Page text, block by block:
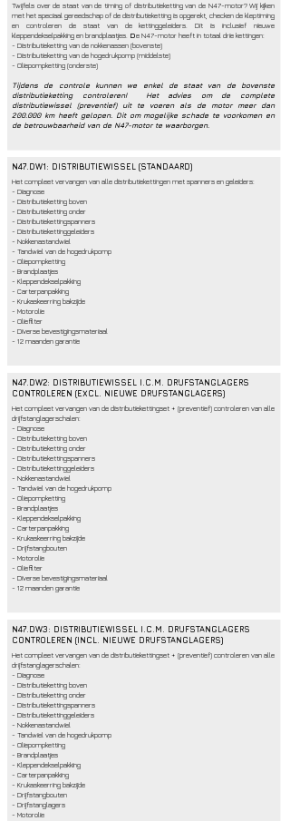
Twijfels over de staat van de timing of distributieketting van de N47-motor? Wij kijken
met het speciaal gereedschap of de distributieketting is opgerekt, checken de kleptiming
en controleren de staat van de kettinggeleiders. Dit is inclusief nieuwe
kleppendekselpakking en brandplaatjes. De N47-motor heeft in totaal drie kettingen:
- Distributieketting van de nokkenassen (bovenste)
- Distributieketting van de hogedrukpomp (middelste)
- Oliepompketting (onderste)
Tijdens de controle kunnen we enkel de staat van de bovenste
distributieketting controleren! Het advies om de complete
distributiewissel (preventief) uit te voeren als de motor meer dan
200.000 km heeft gelopen. Dit om mogelijke schade te voorkomen en
de betrouwbaarheid van de N47-motor te waarborgen.
N47.DW1: DISTRIBUTIEWISSEL (STANDAARD)
Het compleet vervangen van alle distributiekettingen met spanners en geleiders:
- Diagnose
- Distributieketting boven
- Distributieketting onder
- Distributiekettingspanners
- Distributiekettinggeleiders
- Nokkenastandwiel
- Tandwiel van de hogedrukpomp
- Oliepompketting
- Brandplaatjes
- Kleppendekselpakking
- Carterpanpakking
- Krukaskeerring bakzijde
- Motorolie
- Oliefilter
- Diverse bevestigingsmateriaal
- 12 maanden garantie
N47.DW2: DISTRIBUTIEWISSEL I.C.M. DRIJFSTANGLAGERS
CONTROLEREN (EXCL. NIEUWE DRIJFSTANGLAGERS)
Het compleet vervangen van de distributiekettingset + (preventief) controleren van alle
drijfstanglagerschalen:
- Diagnose
- Distributieketting boven
- Distributieketting onder
- Distributiekettingspanners
- Distributiekettinggeleiders
- Nokkenastandwiel
- Tandwiel van de hogedrukpomp
- Oliepompketting
- Brandplaatjes
- Kleppendekselpakking
- Carterpanpakking
- Krukaskeerring bakzijde
- Drijfstangbouten
- Motorolie
- Oliefilter
- Diverse bevestigingsmateriaal
- 12 maanden garantie
N47.DW3: DISTRIBUTIEWISSEL I.C.M. DRIJFSTANGLAGERS
CONTROLEREN (INCL. NIEUWE DRIJFSTANGLAGERS)
Het compleet vervangen van de distributiekettingset + (preventief) controleren van alle
drijfstanglagerschalen:
- Diagnose
- Distributieketting boven
- Distributieketting onder
- Distributiekettingspanners
- Distributiekettinggeleiders
- Nokkenastandwiel
- Tandwiel van de hogedrukpomp
- Oliepompketting
- Brandplaatjes
- Kleppendekselpakking
- Carterpanpakking
- Krukaskeerring bakzijde
- Drijfstangbouten
- Drijfstanglagers
- Motorolie